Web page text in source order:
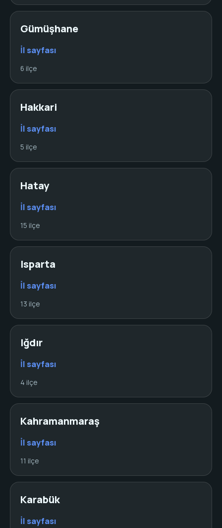
Gümüşhane
İl sayfası
6 ilçe
Hakkari
İl sayfası
5 ilçe
Hatay
İl sayfası
15 ilçe
Isparta
İl sayfası
13 ilçe
Iğdır
İl sayfası
4 ilçe
Kahramanmaraş
İl sayfası
11 ilçe
Karabük
İl sayfası